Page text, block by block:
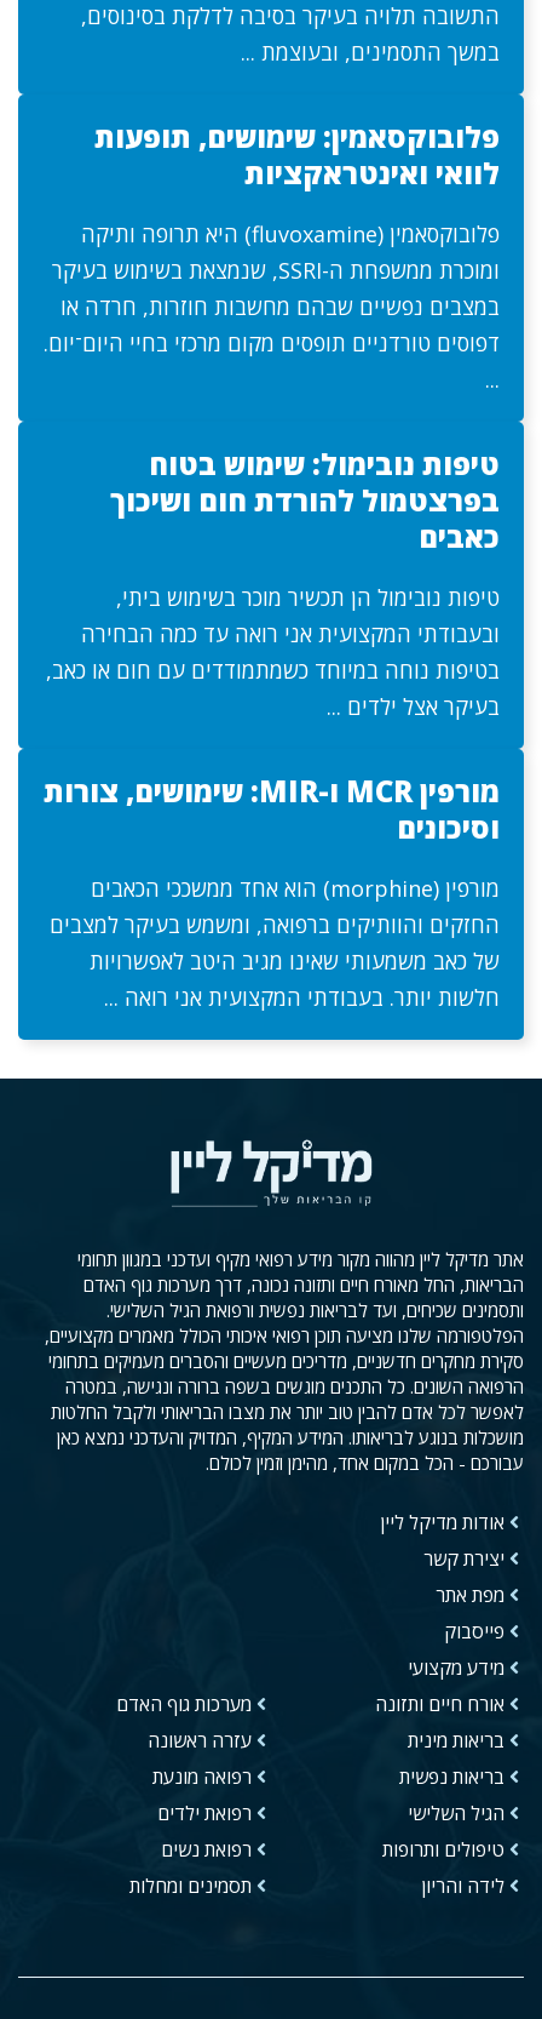
התשובה תלויה בעיקר בסיבה לדלקת בסינוסים,
במשך התסמינים, ובעוצמת ...
פלובוקסאמין: שימושים, תופעות
לוואי ואינטראקציות
פלובוקסאמין (fluvoxamine) היא תרופה ותיקה
ומוכרת ממשפחת ה-SSRI, שנמצאת בשימוש בעיקר
במצבים נפשיים שבהם מחשבות חוזרות, חרדה או
דפוסים טורדניים תופסים מקום מרכזי בחיי היום־יום.
...
טיפות נובימול: שימוש בטוח
בפרצטמול להורדת חום ושיכוך
כאבים
טיפות נובימול הן תכשיר מוכר בשימוש ביתי,
ובעבודתי המקצועית אני רואה עד כמה הבחירה
בטיפות נוחה במיוחד כשמתמודדים עם חום או כאב,
בעיקר אצל ילדים ...
מורפין MCR ו-MIR: שימושים, צורות
וסיכונים
מורפין (morphine) הוא אחד ממשככי הכאבים
החזקים והוותיקים ברפואה, ומשמש בעיקר למצבים
של כאב משמעותי שאינו מגיב היטב לאפשרויות
חלשות יותר. בעבודתי המקצועית אני רואה ...
אתר מדיקל ליין מהווה מקור מידע רפואי מקיף ועדכני במגוון תחומי
הבריאות, החל מאורח חיים ותזונה נכונה, דרך מערכות גוף האדם
ותסמינים שכיחים, ועד לבריאות נפשית ורפואת הגיל השלישי.
הפלטפורמה שלנו מציעה תוכן רפואי איכותי הכולל מאמרים מקצועיים,
סקירת מחקרים חדשניים, מדריכים מעשיים והסברים מעמיקים בתחומי
הרפואה השונים. כל התכנים מוגשים בשפה ברורה ונגישה, במטרה
לאפשר לכל אדם להבין טוב יותר את מצבו הבריאותי ולקבל החלטות
מושכלות בנוגע לבריאותו. המידע המקיף, המדויק והעדכני נמצא כאן
עבורכם - הכל במקום אחד, מהימן וזמין לכולם.
אודות מדיקל ליין
יצירת קשר
מפת אתר
פייסבוק
מידע מקצועי
אורח חיים ותזונה
בריאות מינית
בריאות נפשית
הגיל השלישי
טיפולים ותרופות
לידה והריון
מערכות גוף האדם
עזרה ראשונה
רפואה מונעת
רפואת ילדים
רפואת נשים
תסמינים ומחלות